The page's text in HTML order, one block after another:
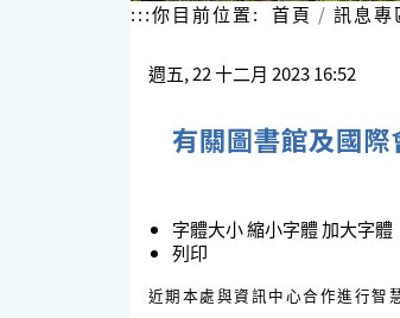
:::你目前位置: 首頁 訊息專
週五, 22 十二月 2023 16:52
有關圖書館及國
字體大小縮小字體加大字體
列印
近期本處與資訊中心合作進行智